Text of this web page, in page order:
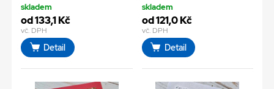
skladem
od 133,1 Kč
vč. DPH
Detail
skladem
od 121,0 Kč
vč. DPH
Detail